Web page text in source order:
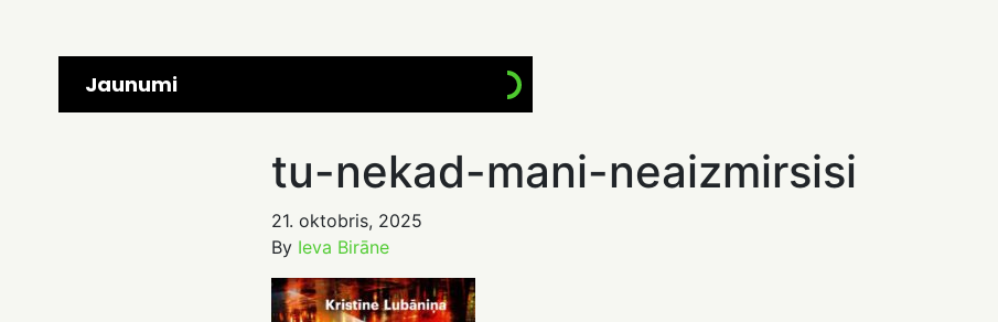
Jaunumi
tu-nekad-mani-neaizmirsisi
21. oktobris, 2025
By Ieva Birāne